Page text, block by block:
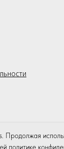
Продолжая
политике